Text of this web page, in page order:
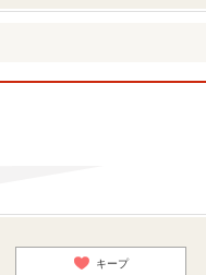
キープ